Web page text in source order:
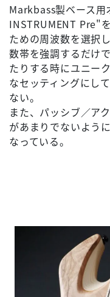
Markbass製ベース
INSTRUMENT Pre"
ための周波数を選択
数帯を強調するだけ
たりする時にユニー
なセッティングにし
ない。
また、パッシブ／ア
があまりでないよう
なっている。